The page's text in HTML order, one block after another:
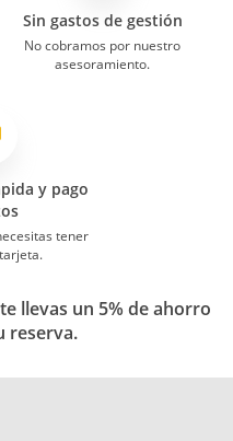
Sin gastos de gestión
No cobramos por nuestro
asesoramiento.
y pago
tener
llevas un 5% de ahorro
reserva.